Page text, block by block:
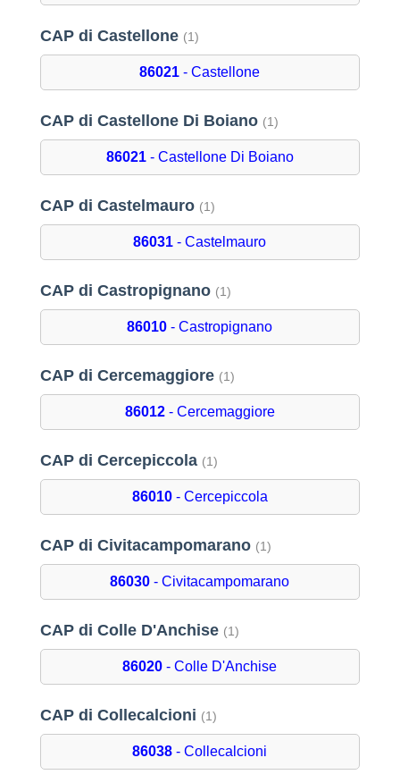
CAP di Castellone (1)
86021 - Castellone
CAP di Castellone Di Boiano (1)
86021- Castellone Di Boiano
CAP di Castelmauro (1)
86031 - Castelmauro
CAP di Castropignano (1)
86010 - Castropignano
CAP di Cercemaggiore (1)
86012- Cercemaggiore
CAP di Cercepiccola (1)
86010- Cercepiccola
CAP di Civitacampomarano (1)
86030 - Civitacampomarano
CAP di Colle D'Anchise (1)
86020 - Colle D'Anchise
CAP di Collecalcioni (1)
86038 - Collecalcioni